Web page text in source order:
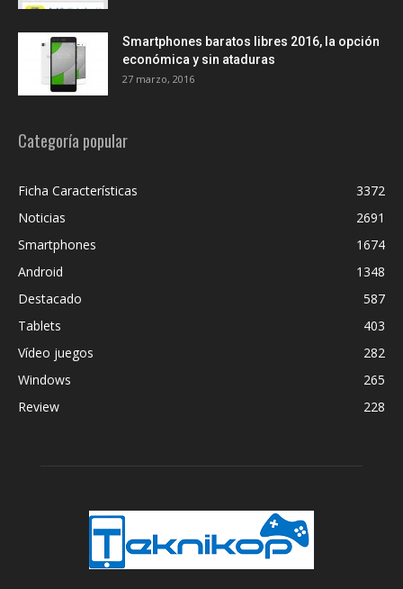
Smartphones baratos libres 2016, la opción
económica y sin ataduras
27 marzo, 2016
Categoría popular
Ficha Características
3372
Noticias
2691
Smartphones
1674
Android
1348
Destacado
587
Tablets
403
Vídeo juegos
282
Windows
265
Review
228